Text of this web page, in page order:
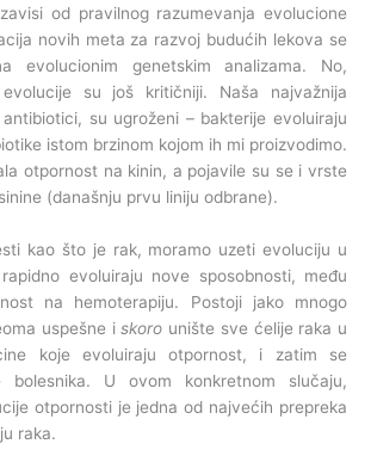
od pravilnog razumevanja evolucione
novih meta za razvoj budućih lekova se
evolucionim genetskim analizama. No,
su još kritičniji. Naša najvažnija
su ugroženi – bakterije evoluiraju
istom brzinom kojom ih mi proizvodimo.
otpornost na kinin, a pojavile su se i vrste
(današnju prvu liniju odbrane).
kao što je rak, moramo uzeti evoluciju u
evoluiraju nove sposobnosti, među
na hemoterapiju. Postoji jako mnogo
uspešne iskoro unište sve ćelije raka u
koje evoluiraju otpornost, i zatim se
bolesnika. U ovom konkretnom slučaju,
otpornosti je jedna od najvećih prepreka
raka.